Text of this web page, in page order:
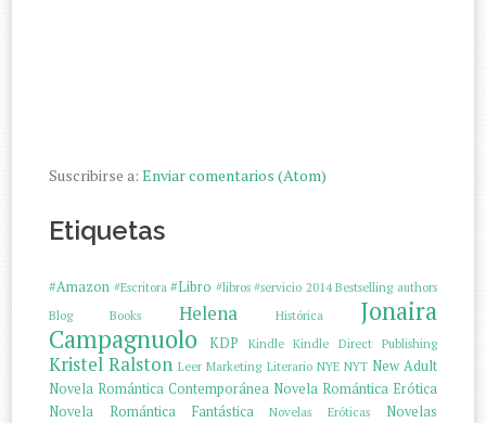
Suscribirse a:Enviar comentarios (Atom)
Etiquetas
#Amazon #Escritora #Libro #libros #servicio 2014 Bestselling authors
Blog
Books Helena Histórica
Jonaira
Campagnuolo
KDP Kindle Kindle Direct Publishing
Kristel Ralston Leer Marketing Literario NYE NYT New Adult
Novela Romántica Contemporánea Novela Romántica Erótica
Novela Romántica Fantástica
Novelas Eróticas
Novelas